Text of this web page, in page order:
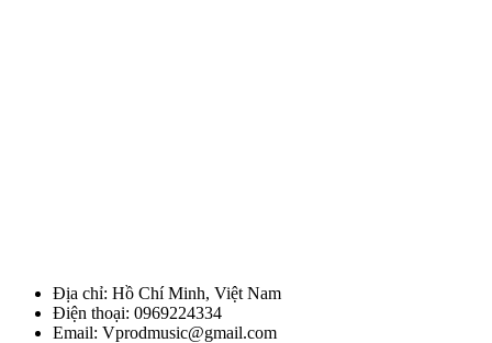
Địa chỉ: Hồ Chí Minh, Việt Nam
Điện thoại: 0969224334
Email: Vprodmusic@gmail.com